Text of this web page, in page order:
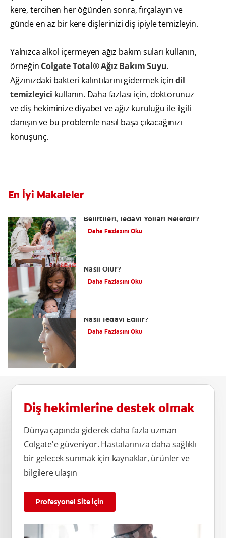
kere, tercihen her öğünden sonra, fırçalayın ve
günde en az bir kere dişlerinizi diş ipiyle temizleyin.
Yalnızca alkol içermeyen ağız bakım suları kullanın,
örneğin Colgate Total® Ağız Bakım Suyu.
Ağzınızdaki bakteri kalıntılarını gidermek içindil
temizleyici kullanın. Daha fazlası için, doktorunuz
ve diş hekiminize diyabet ve ağız kuruluğu ile ilgili
danışın ve bu problemle nasıl başa çıkacağınızı
konuşunç.
En İyi Makaleler
Belirtileri, Tedavi Yolları Nelerdir?
Daha Fazlasını Oku
Nasıl Olur?
Daha Fazlasını Oku
Nasıl Tedavi Edilir?
Daha Fazlasını Oku
Diş hekimlerine destek olmak
Dünya çapında giderek daha fazla uzman
Colgate'e güveniyor. Hastalarınıza daha sağlıklı
bir gelecek sunmak için kaynaklar, ürünler ve
bilgilere ulaşın
Profesyonel Site İçin